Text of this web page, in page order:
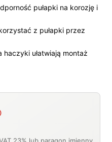
pułapki na korozję i
z pułapki przez
ułatwiają montaż